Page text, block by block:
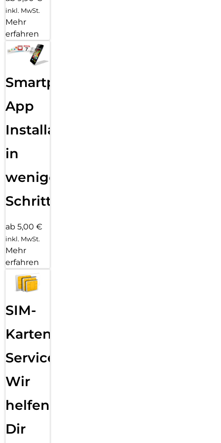
inkl. MwSt.
Mehr
erfahren
Smartphone
App
Installation
in
wenigen
Schritten
ab 5,00 €
inkl. MwSt.
Mehr
erfahren
SIM-
Karten
Service:
Wir
helfen
Dir